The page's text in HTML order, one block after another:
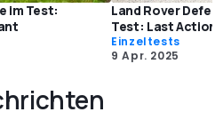
im Test:
Land Rover
Test: Last Action
Einzeltests
9 Apr. 2025